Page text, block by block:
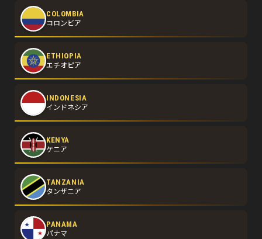
COLOMBIA
コロンビア
ETHIOPIA
エチオピア
INDONESIA
インドネシア
KENYA
ケニア
TANZANIA
タンザニア
PANAMA
パナマ